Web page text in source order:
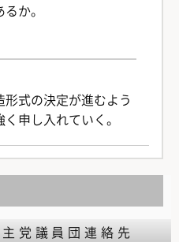
か。
式の決定が進むよう
申し入れていく。
党議員団連絡先